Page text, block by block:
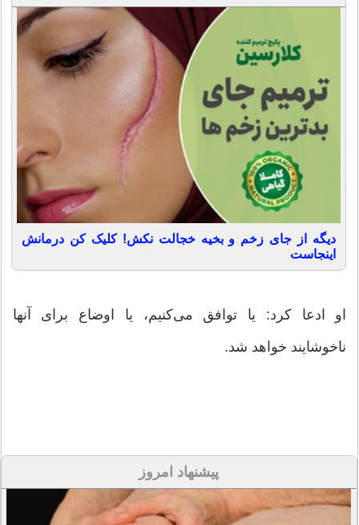
دیگه از جای زخم و بخیه خجالت نکش! کلیک کن درمانش
اینجاست
او ادعا کرد: یا توافق می‌کنیم، یا اوضاع برای آنها
ناخوشایند خواهد شد.
پیشنهاد امروز